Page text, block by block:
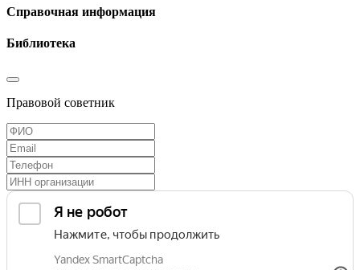
Справочная информация
Библиотека
Правовой советник